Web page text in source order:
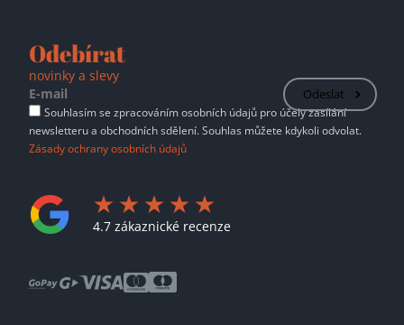
Odebírat
novinky a slevy
Odeslat
Souhlasím se zpracováním osobních údajů pro účely zasílání
newsletteru a obchodních sdělení. Souhlas můžete kdykoli odvolat.
Zásady ochrany osobních údajů
4.7 zákaznické recenze